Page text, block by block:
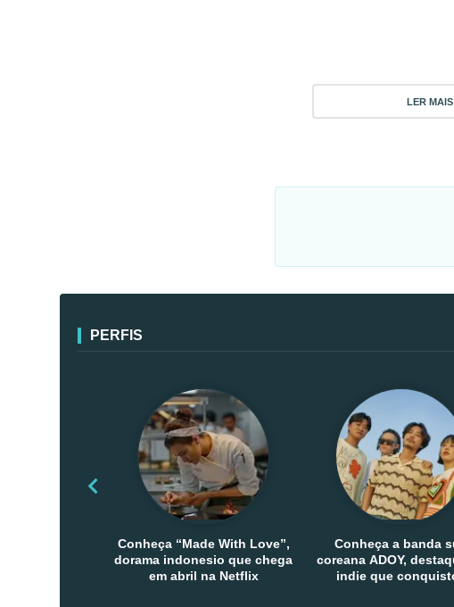
LER
PERFIS
Conheça “Made With Love”,
dorama indonesio que chega
em abril na Netflix
Conheça a banda
coreana ADOY,
indie que